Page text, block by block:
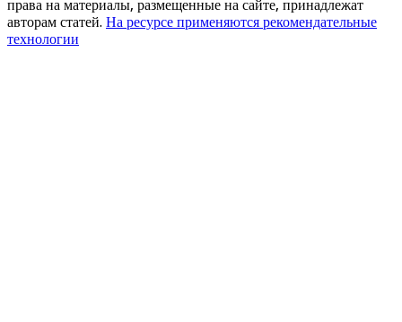
права на материалы, размещенные на сайте, принадлежат
авторам статей. На ресурсе применяются рекомендательные
технологии